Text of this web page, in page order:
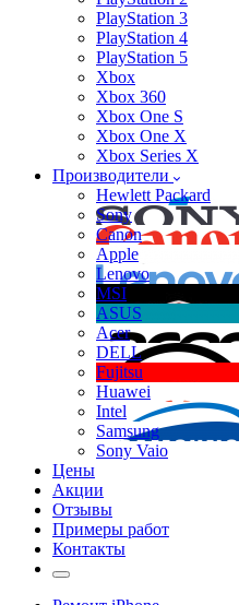
PlayStation 3
PlayStation 4
PlayStation 5
Xbox
Xbox 360
Xbox One S
Xbox One X
Xbox Series X
Производители
Hewlett Packard
Sony
Canon
Apple
Lenovo
MSI
ASUS
Acer
DELL
Fujitsu
Huawei
Intel
Samsung
Sony Vaio
Цены
Акции
Отзывы
Примеры работ
Контакты